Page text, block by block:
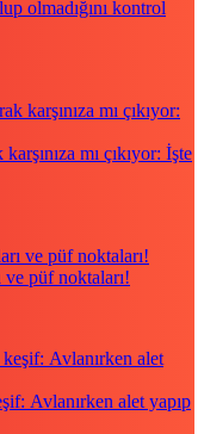
olmadığını kontrol
mı çıkıyor: İşte
ve püf noktaları!
Avlanırken alet yapıp